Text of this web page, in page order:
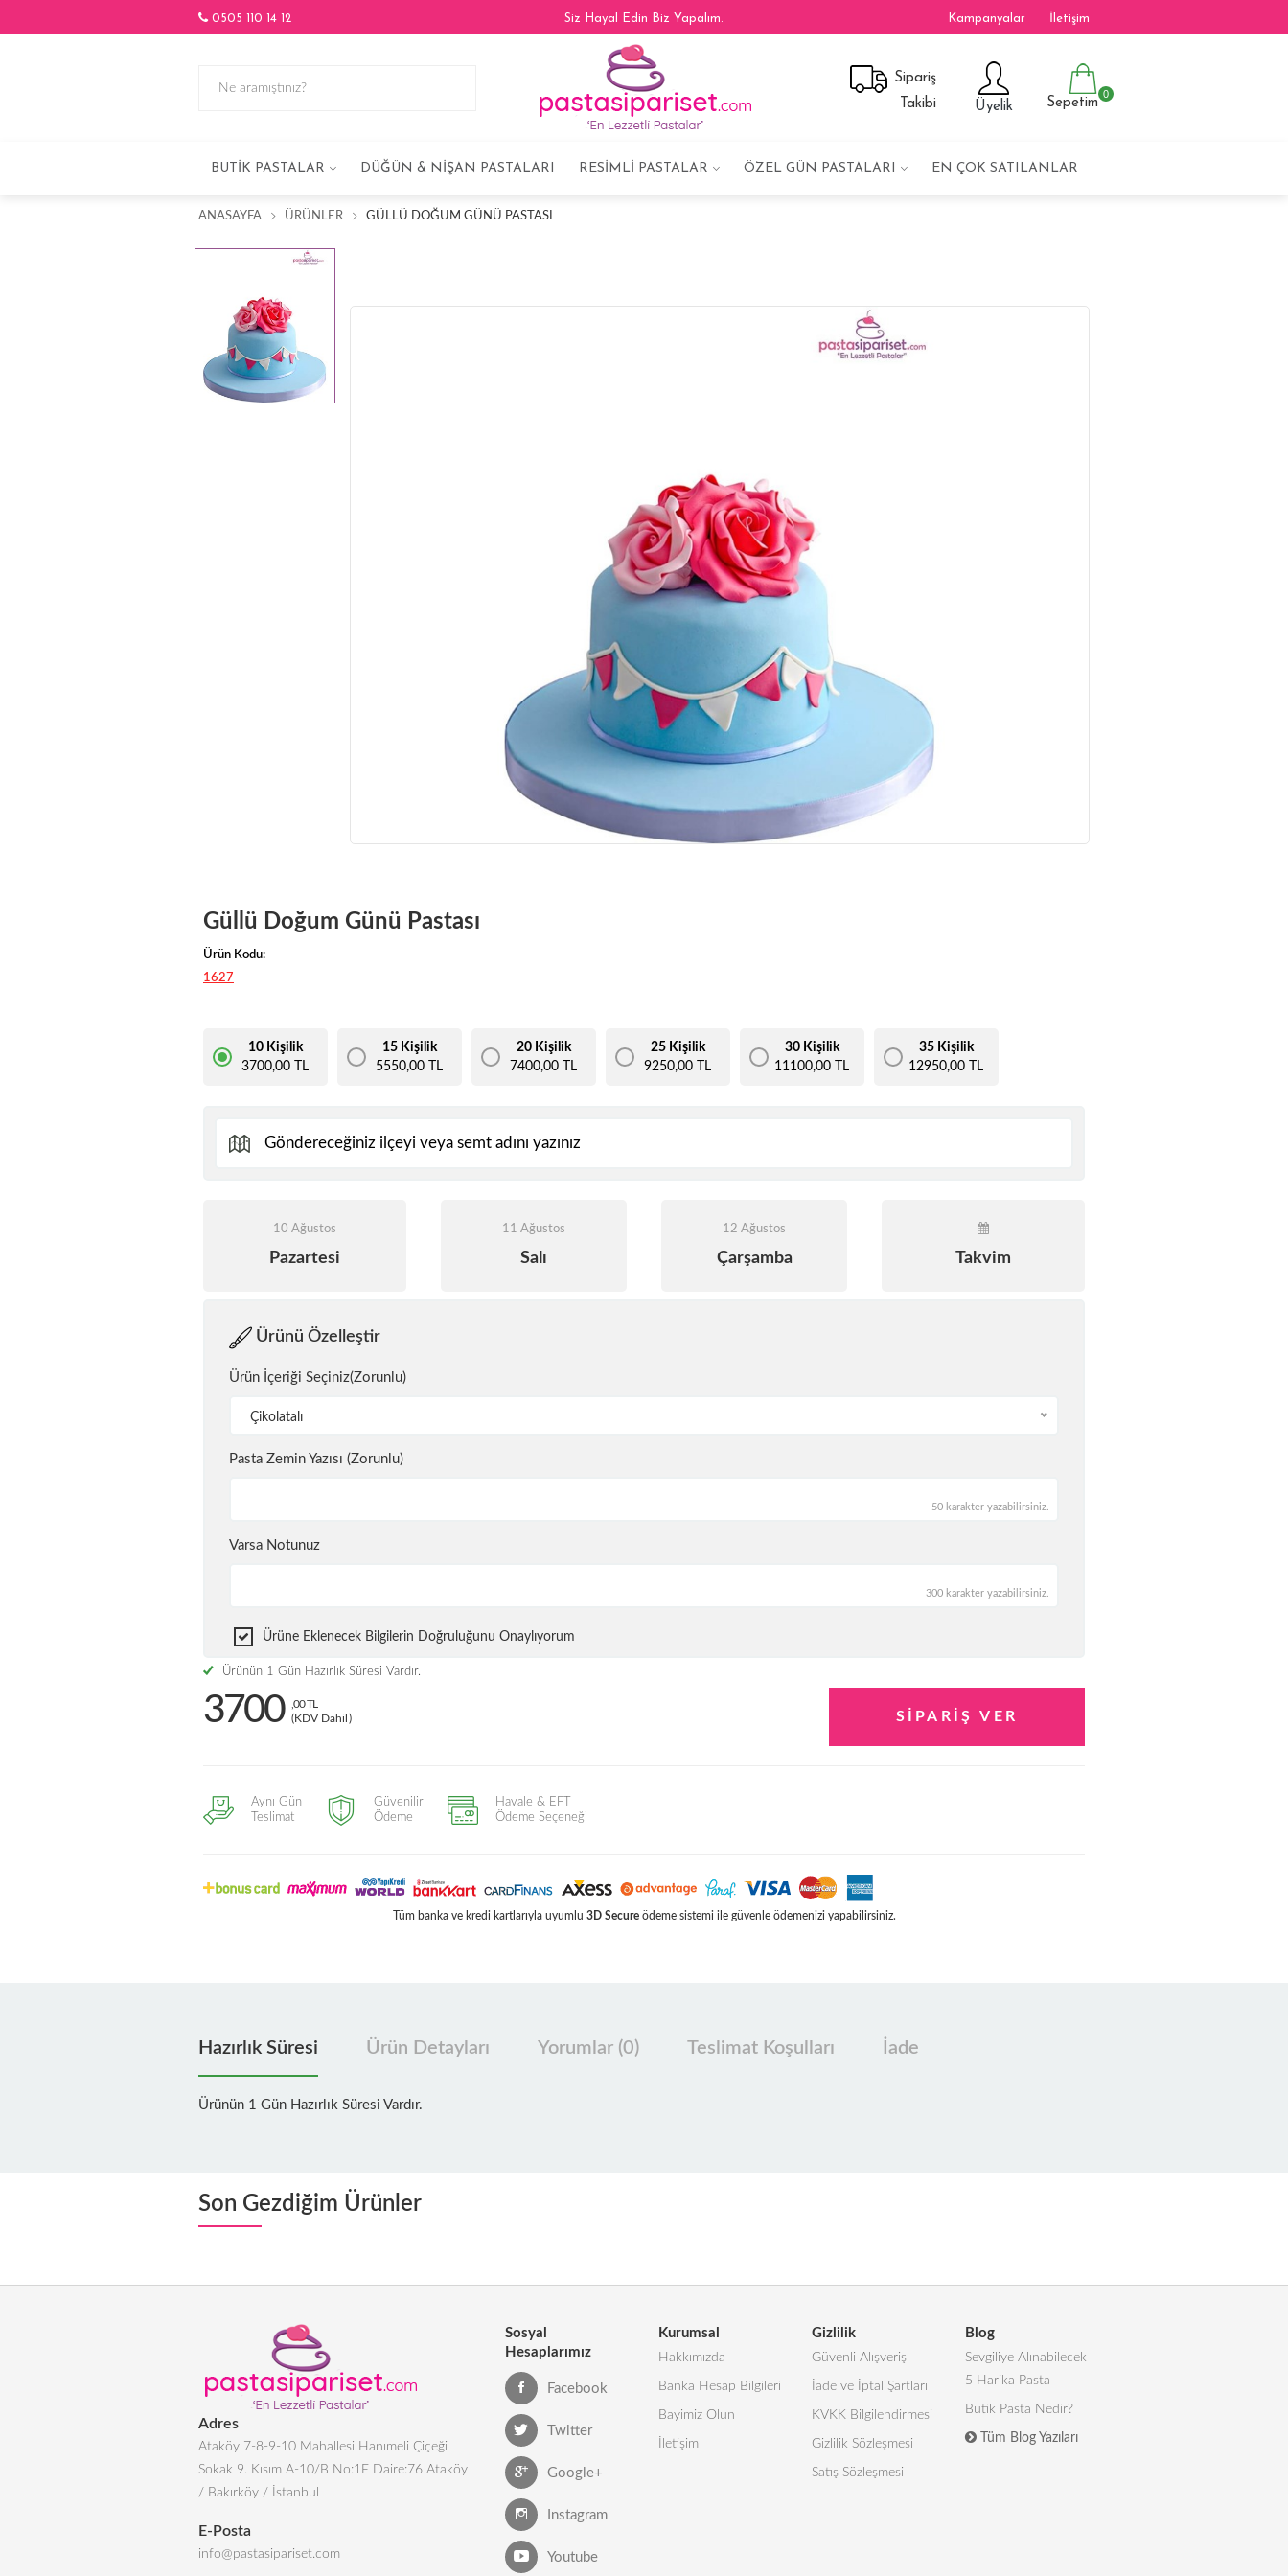
0505 110 14 12 Siz Hayal Edin Biz Yapalım. Kampanyalar İletişim
Sipariş
Takibi
Üyelik Sepetim
0
BUTIK PASTALAR DÜĞÜN & NIŞAN PASTALARI RESIMLI PASTALAR ÖZEL GÜN PASTALARI EN ÇOK SATILANLAR
ANASAYFA ÜRÜNLER GÜLLÜ DOĞUM GÜNÜ PASTASI
Güllü Doğum Günü Pastası
Ürün Kodu:
1627
10 Kişilik
3700,00 TL
15 Kişilik
5550,00 TL
20 Kişilik
7400,00 TL
25 Kişilik
9250,00 TL
30 Kişilik
11100,00 TL
35 Kişilik
12950,00 TL
10 Ağustos
Pazartesi
11 Ağustos
Salı
12 Ağustos
Çarşamba Takvim
Ürünü Özelleştir
Ürün İçeriği Seçiniz(Zorunlu)
Çikolatalı
Pasta Zemin Yazısı (Zorunlu)
50 karakter yazabilirsiniz.
Varsa Notunuz
300 karakter yazabilirsiniz.
Ürüne Eklenecek Bilgilerin Doğruluğunu Onaylıyorum
Ürünün 1 Gün Hazırlık Süresi Vardır.
3700
,00 TL
(KDV Dahil)
Aynı Gün
Teslimat
Güvenilir
Ödeme
Havale & EFT
Ödeme Seçeneği
Tüm banka ve kredi kartlarıyla uyumlu 3D Secureödeme sistemi ile güvenle ödemenizi yapabilirsiniz.
Hazırlık Süresi Ürün Detayları Yorumlar (0) Teslimat Koşulları İade
Ürünün 1 Gün Hazırlık Süresi Vardır.
Son Gezdiğim Ürünler
Adres
Ataköy 7-8-9-10 Mahallesi Hanımeli Çiçeği
Sokak 9. Kısım A-10/B No:1E Daire:76 Ataköy
/ Bakırköy / İstanbul
E-Posta
info@pastasipariset.com
Sosyal
Hesaplarımız
Facebook
Twitter
Google+
Instagram
Youtube
Kurumsal
Hakkımızda
Banka Hesap Bilgileri
Bayimiz Olun
İletişim
Gizlilik
Güvenli Alışveriş
İade ve İptal Şartları
KVKK Bilgilendirmesi
Gizlilik Sözleşmesi
Satış Sözleşmesi
Blog
Sevgiliye Alınabilecek
5 Harika Pasta
Butik Pasta Nedir?
Tüm Blog Yazıları